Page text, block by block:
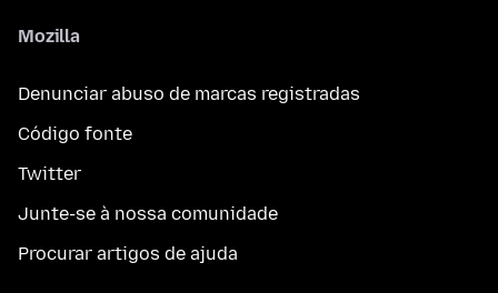
Mozilla
Denunciar abuso de marcas registradas
Código fonte
Twitter
Junte-se à nossa comunidade
Procurar artigos de ajuda